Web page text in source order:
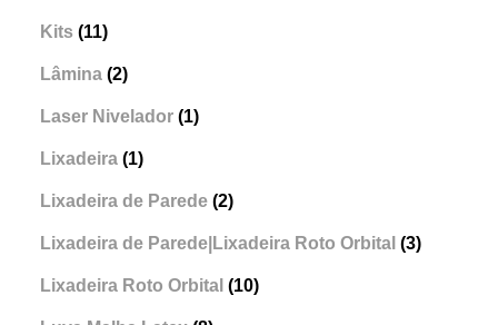
Kits (11)
Lâmina (2)
Laser Nivelador (1)
Lixadeira (1)
Lixadeira de Parede (2)
Lixadeira de Parede|Lixadeira Roto Orbital (3)
Lixadeira Roto Orbital (10)